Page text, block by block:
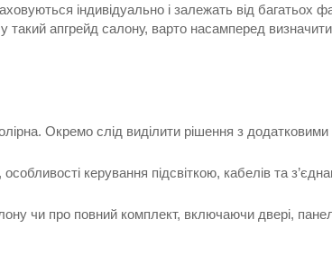
індивідуально і залежать від
у такий апгрейд салону, варто насамперед
Окремо слід виділити рішення з
особливості керування підсвіткою, кабелів та
чи про повний комплект, включаючи двері,